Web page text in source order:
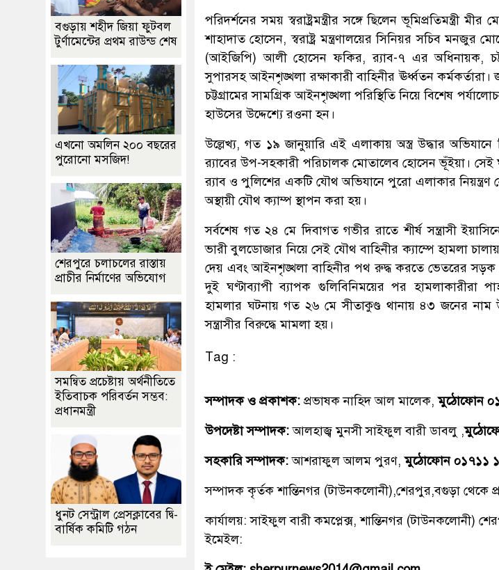
পরিদর্শনের সময় স্বরাষ্ট্রমন্ত্রীর সঙ্গে ছিলেন ভূমিপ্রতিমন্ত্রী
শাহাদাত হোসেন, স্বরাষ্ট্র মন্ত্রণালয়ের সিনিয়র সচিব মনজুর
(আইজিপি) আলী হোসেন ফকির, র‍্যাব-৭ এর অধিনায়ক,
সুপারসহ আইনশৃঙ্খলা রক্ষাকারী বাহিনীর ঊর্ধ্বতন কর্মকর্তারা।
চট্টগ্রামের সামগ্রিক আইনশৃঙ্খলা পরিস্থিতি নিয়ে বিশেষ
হাউসের উদ্দেশ্যে রওনা হন।
উল্লেখ্য, গত ১৯ জানুয়ারি এই এলাকায় অস্ত্র উদ্ধার অভিযানে
র‍্যাবের উপ-সহকারী পরিচালক মোতালেব হোসেন ভূঁইয়া। সেই
র‍্যাব ও পুলিশের একটি যৌথ অভিযানে পুরো এলাকার
অস্থায়ী যৌথ ক্যাম্প স্থাপন করা হয়।
সর্বশেষ গত ২৪ মে দিবাগত গভীর রাতে শীর্ষ সন্ত্রাসী
ভারী বুলডোজার নিয়ে সেই যৌথ বাহিনীর ক্যাম্পে হামলা
দেয় এবং আইনশৃঙ্খলা বাহিনীর পথ রুদ্ধ করতে ভেতরের সড়ক
দুই ঘণ্টাব্যাপী ব্যাপক গুলিবিনিময়ের পর হামলাকারীরা
হামলার ঘটনায় গত ২৬ মে সীতাকুণ্ড থানায় ৪৩ জনের নাম
সন্ত্রাসীর বিরুদ্ধে মামলা হয়।
Tag :
সম্পাদক ও প্রকাশক: প্রভাষক নাহিদ আল মালেক,মুঠোফোন
উপদেষ্টা সম্পাদক:আলহাজ্ব মুনসী সাইফুল বারী ডাবলু ,
সহকারি সম্পাদক:আশরাফুল আলম পুরণ,মুঠোফোন ০১৭১১
সম্পাদক কৃর্তক শান্তিনগর (টাউনকলোনী),শেরপুর,বগুড়া থেকে
কার্যালয়: সাইফুল বারী কমপ্লেক্স, শান্তিনগর (টাউনকলোনী)
ইমেইল:
বগুড়ায় শহীদ জিয়া ফুটবল
টুর্ণামেন্টের প্রথম রাউন্ড শেষ
এখনো অমলিন ২০০ বছরের
পুরোনো মসজিদ!
শেরপুরে চলাচলের রাস্তায়
প্রাচীর নির্মাণের অভিযোগ
সমন্বিত প্রচেষ্টায় অর্থনীতিতে
ইতিবাচক পরিবর্তন সম্ভব:
প্রধানমন্ত্রী
ধুনট সেন্ট্রাল প্রেসক্লাবের দ্বি-
বার্ষিক কমিটি গঠন